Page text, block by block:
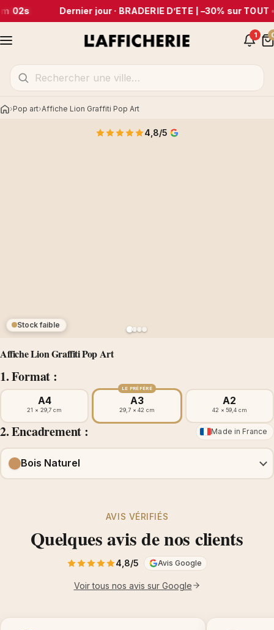
02s Dernier jour · BRADERIE D’ÉTÉ | –30% sur TOUT•
1
AccueilPop art Affiche Lion Graffiti Pop Art
Affiche Lion Graffiti Pop Art
1. Format :
Stock faible
4,8/5
A4
21 × 29,7 cm
LE PRÉFÉRÉ
A3
29,7 × 42 cm
A2
42 × 59,4 cm
2. Encadrement : Made in France
Bois Naturel
AVIS VÉRIFIÉS
Quelques avis de nos clients
4,8/5 Avis Google
Voir tous nos avis sur Google